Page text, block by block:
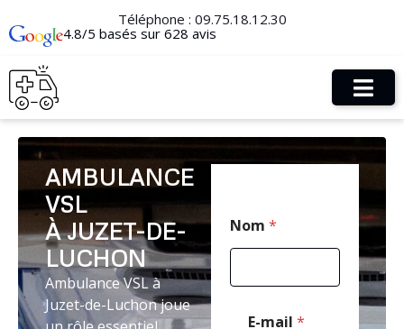
Téléphone : 09.75.18.12.30
4.8/5 basés sur 628 avis
AMBULANCE
VSL
À JUZET-DE-
LUCHON
Ambulance VSL à
Juzet-de-Luchon joue
Nom *
E-mail *